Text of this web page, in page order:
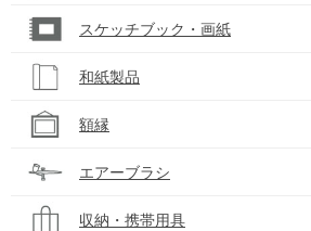
スケッチブック・画紙
和紙製品
額縁
エアーブラシ
収納・携帯用具